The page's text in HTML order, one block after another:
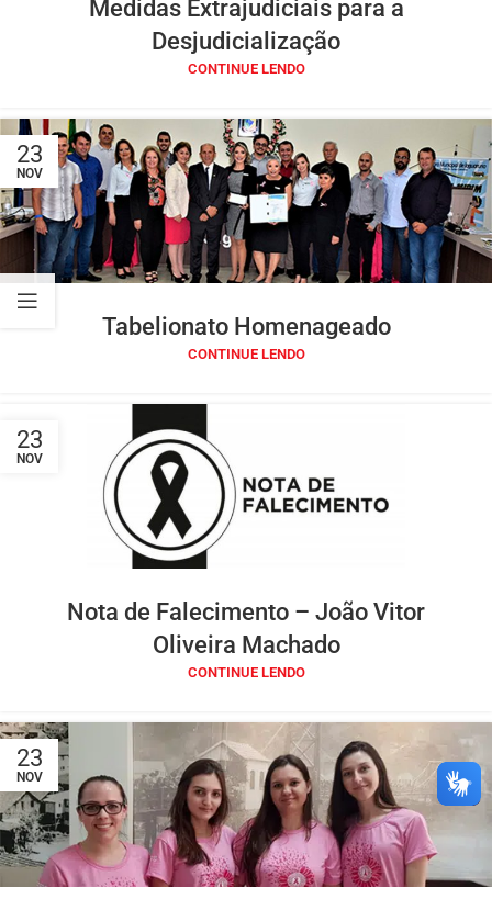
Medidas Extrajudiciais para a
Desjudicialização
CONTINUE LENDO
23
NOV
Tabelionato Homenageado
CONTINUE LENDO
23
NOV
Nota de Falecimento – João Vitor
Oliveira Machado
CONTINUE LENDO
23
NOV